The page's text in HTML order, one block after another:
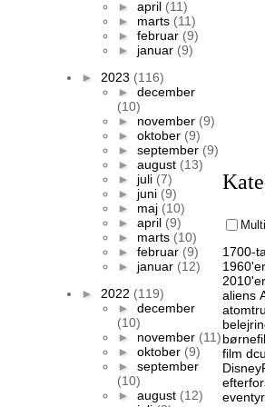
► april (11)
► marts (11)
► februar (9)
► januar (9)
► 2023 (116)
► december
(10)
► november (9)
► oktober (9)
► september (9)
► august (13)
► juli (7)
► juni (9)
► maj (10)
► april (9)
► marts (10)
► februar (9)
► januar (12)
► 2022 (119)
► december
(10)
► november (11)
► oktober (9)
► september
(10)
► august (12)
1700-
aliens
film dcu
eventyr